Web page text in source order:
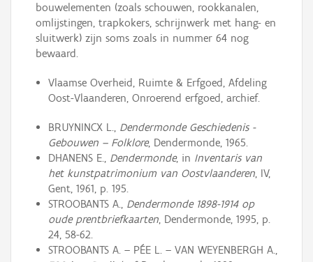
bouwelementen (zoals schouwen, rookkanalen,
omlijstingen, trapkokers, schrijnwerk met hang- en
sluitwerk) zijn soms zoals in nummer 64 nog
bewaard.
Vlaamse Overheid, Ruimte & Erfgoed, Afdeling
Oost-Vlaanderen, Onroerend erfgoed, archief.
BRUYNINCX L., Dendermonde Geschiedenis -
Gebouwen – Folklore, Dendermonde, 1965.
DHANENS E., Dendermonde, in Inventaris van
het kunstpatrimonium van Oostvlaanderen, IV,
Gent, 1961, p. 195.
STROOBANTS A., Dendermonde 1898-1914 op
oude prentbriefkaarten, Dendermonde, 1995, p.
24, 58-62.
STROOBANTS A. – PÉE L. – VAN WEYENBERGH A.,